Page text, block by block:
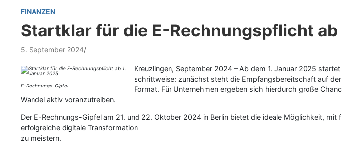
FINANZEN
Startklar für die E-Rechnungspflicht ab
5. September 2024
E-Rechnungs-Gipfel
Kreuzlingen, September 2024 – Ab dem 1. Januar 2025
schrittweise: zunächst steht die Empfangsbereitschaft auf
Format. Für Unternehmen ergeben sich hierdurch große
Wandel aktiv voranzutreiben.
Der E-Rechnungs-Gipfel am 21. und 22. Oktober 2024 in Berlin bietet die ideale Möglichkeit,
erfolgreiche digitale Transformation
zu meistern.